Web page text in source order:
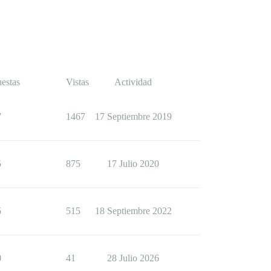
Vistas Actividad
1467 17 Septiembre 2019
875 17 Julio 2020
515 18 Septiembre 2022
41 28 Julio 2026